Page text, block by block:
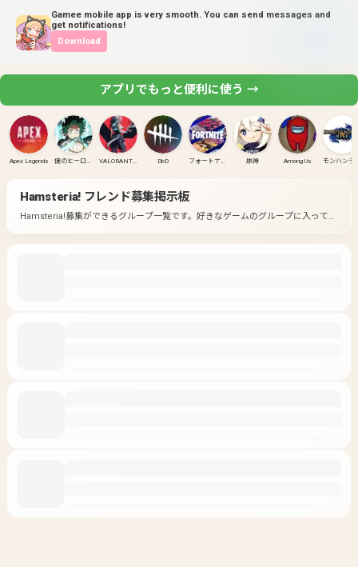
Gamee mobile app is very smooth. You can send messages and
get notifications!
Download
アプリでもっと便利に使う →
Apex Legends 僕のヒーローアカデミア ULTRA RUMBLE VALORANT(PC) DbD フォートナイト 原神 Among Us
Hamsteria! フレンド募集掲示板
Hamsteria!募集ができるグループ一覧です。 好きなゲームのグループに入って募